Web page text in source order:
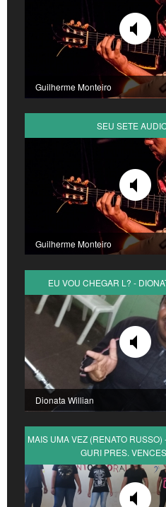
Guilherme Monteiro
SEU SETE
Guilherme Monteiro
EU VOU CHEGAR L? -
Dionata Willian
MAIS UMA VEZ (RENATO RUSSO)
GURI PRES.